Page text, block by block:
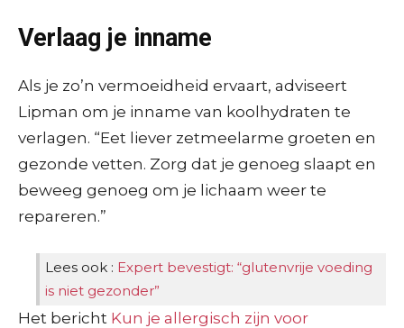
Verlaag je inname
Als je zo’n vermoeidheid ervaart, adviseert
Lipman om je inname van koolhydraten te
verlagen. “Eet liever zetmeelarme groeten en
gezonde vetten. Zorg dat je genoeg slaapt en
beweeg genoeg om je lichaam weer te
repareren.”
Lees ook : Expert bevestigt: “glutenvrije voeding
is niet gezonder”
Het bericht Kun je allergisch zijn voor